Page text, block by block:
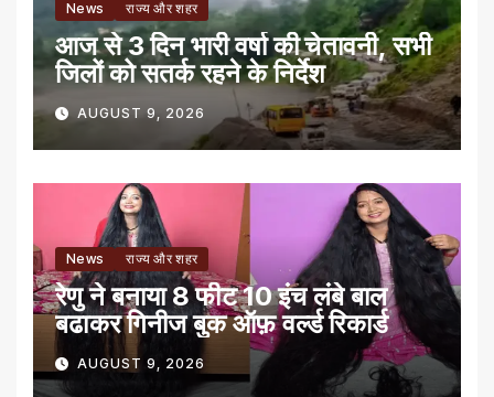
News राज्य और शहर
आज से 3 दिन भारी वर्षा की चेतावनी, सभी
जिलों को सतर्क रहने के निर्देश
AUGUST 9, 2026
News राज्य और शहर
रेणु ने बनाया 8 फीट 10 इंच लंबे बाल
बढाकर गिनीज बुक ऑफ़ वर्ल्ड रिकार्ड
AUGUST 9, 2026